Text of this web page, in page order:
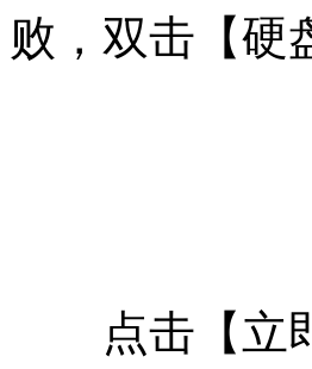
败，双击【硬
点击【立即